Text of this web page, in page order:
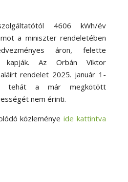
4606 kWh/év
a miniszter rendeletében
áron, felette
kapják. Az Orbán Viktor
rendelet 2025. január 1-
tehát a már megkötött
nem érinti.
közleményeide kattintva